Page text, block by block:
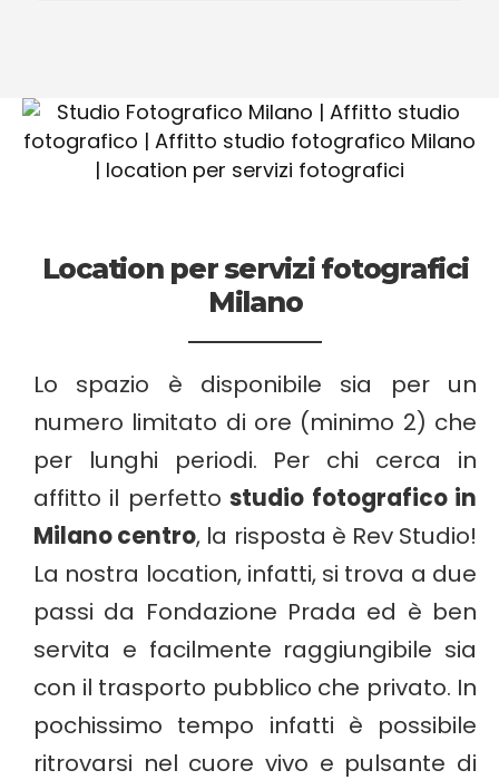
Location per servizi fotografici
Milano
Lo spazio è disponibile sia per un
numero limitato di ore (minimo 2) che
per lunghi periodi. Per chi cerca in
affitto il perfettostudio fotografico in
Milano centro, la risposta è Rev Studio!
La nostra location, infatti, si trova a due
passi da Fondazione Prada ed è ben
servita e facilmente raggiungibile sia
con il trasporto pubblico che privato. In
pochissimo tempo infatti è possibile
ritrovarsi nel cuore vivo e pulsante di